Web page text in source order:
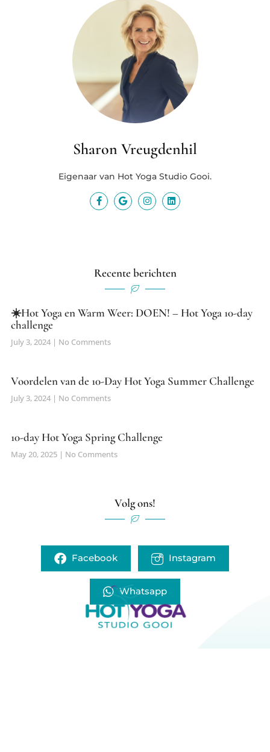
Sharon Vreugdenhil
Eigenaar van Hot Yoga Studio Gooi.
Recente berichten
☀️Hot Yoga en Warm Weer: DOEN! – Hot Yoga 10-day
challenge
July 3, 2024 No Comments
Voordelen van de 10-Day Hot Yoga Summer Challenge
July 3, 2024 No Comments
10-day Hot Yoga Spring Challenge
May 20, 2025 No Comments
Volg ons!
Facebook Instagram
Whatsapp